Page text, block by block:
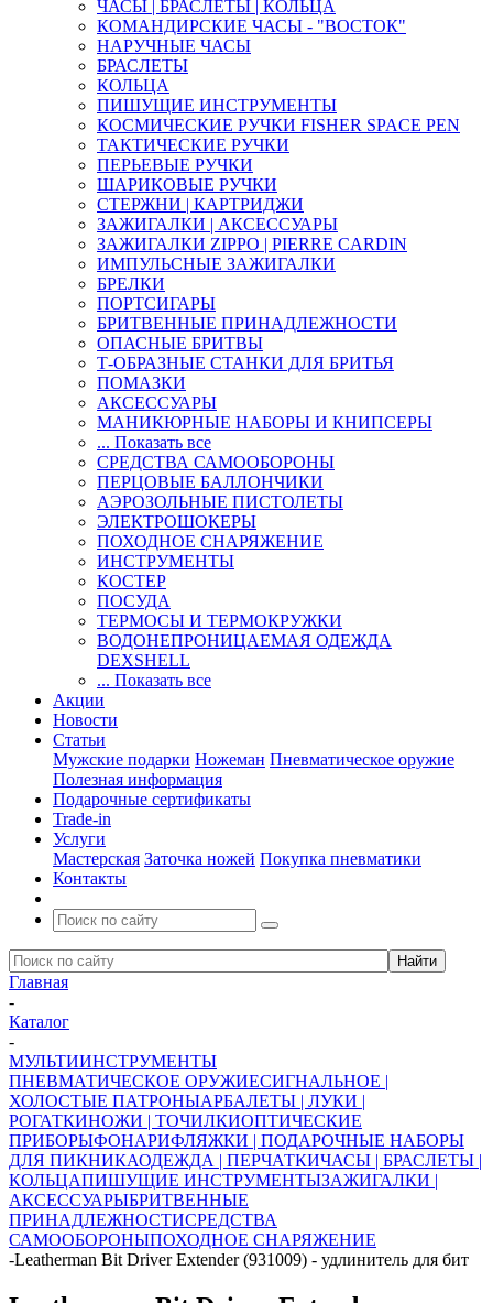
ЧАСЫ | БРАСЛЕТЫ | КОЛЬЦА
КОМАНДИРСКИЕ ЧАСЫ - "ВОСТОК"
НАРУЧНЫЕ ЧАСЫ
БРАСЛЕТЫ
КОЛЬЦА
ПИШУЩИЕ ИНСТРУМЕНТЫ
КОСМИЧЕСКИЕ РУЧКИ FISHER SPACE PEN
ТАКТИЧЕСКИЕ РУЧКИ
ПЕРЬЕВЫЕ РУЧКИ
ШАРИКОВЫЕ РУЧКИ
СТЕРЖНИ | КАРТРИДЖИ
ЗАЖИГАЛКИ | АКСЕССУАРЫ
ЗАЖИГАЛКИ ZIPPO | PIERRE CARDIN
ИМПУЛЬСНЫЕ ЗАЖИГАЛКИ
БРЕЛКИ
ПОРТСИГАРЫ
БРИТВЕННЫЕ ПРИНАДЛЕЖНОСТИ
ОПАСНЫЕ БРИТВЫ
Т-ОБРАЗНЫЕ СТАНКИ ДЛЯ БРИТЬЯ
ПОМАЗКИ
АКСЕССУАРЫ
МАНИКЮРНЫЕ НАБОРЫ И КНИПСЕРЫ
... Показать все
СРЕДСТВА САМООБОРОНЫ
ПЕРЦОВЫЕ БАЛЛОНЧИКИ
АЭРОЗОЛЬНЫЕ ПИСТОЛЕТЫ
ЭЛЕКТРОШОКЕРЫ
ПОХОДНОЕ СНАРЯЖЕНИЕ
ИНСТРУМЕНТЫ
КОСТЕР
ПОСУДА
ТЕРМОСЫ И ТЕРМОКРУЖКИ
ВОДОНЕПРОНИЦАЕМАЯ ОДЕЖДА
DEXSHELL
... Показать все
Акции
Новости
Статьи
Мужские подарки Ножеман Пневматическое оружие
Полезная информация
Подарочные сертификаты
Trade-in
Услуги
Мастерская Заточка ножей Покупка пневматики
Контакты
Главная
-
Каталог
-
МУЛЬТИИНСТРУМЕНТЫ
ПНЕВМАТИЧЕСКОЕ ОРУЖИЕСИГНАЛЬНОЕ |
ХОЛОСТЫЕ ПАТРОНЫАРБАЛЕТЫ | ЛУКИ |
РОГАТКИНОЖИ | ТОЧИЛКИОПТИЧЕСКИЕ
ПРИБОРЫФОНАРИФЛЯЖКИ | ПОДАРОЧНЫЕ НАБОРЫ
ДЛЯ ПИКНИКАОДЕЖДА | ПЕРЧАТКИЧАСЫ | БРАСЛЕТЫ |
КОЛЬЦАПИШУЩИЕ ИНСТРУМЕНТЫЗАЖИГАЛКИ |
АКСЕССУАРЫБРИТВЕННЫЕ
ПРИНАДЛЕЖНОСТИСРЕДСТВА
САМООБОРОНЫПОХОДНОЕ СНАРЯЖЕНИЕ
-Leatherman Bit Driver Extender (931009) - удлинитель для бит